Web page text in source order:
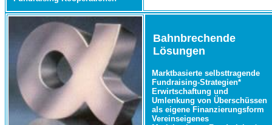
Bahnbrechende
Lösungen
Marktbasierte selbsttragende
Fundraising-Strategien*
Erwirtschaftung und
Umlenkung von Überschüssen
als eigene Finanzierungsform
Vereinseigenes